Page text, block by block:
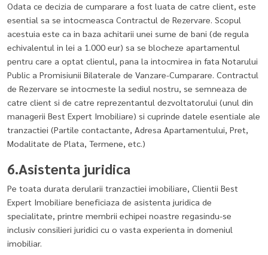
Odata ce decizia de cumparare a fost luata de catre client, este
esential sa se intocmeasca Contractul de Rezervare. Scopul
acestuia este ca in baza achitarii unei sume de bani (de regula
echivalentul in lei a 1.000 eur) sa se blocheze apartamentul
pentru care a optat clientul, pana la intocmirea in fata Notarului
Public a Promisiunii Bilaterale de Vanzare-Cumparare. Contractul
de Rezervare se intocmeste la sediul nostru, se semneaza de
catre client si de catre reprezentantul dezvoltatorului (unul din
managerii Best Expert Imobiliare) si cuprinde datele esentiale ale
tranzactiei (Partile contactante, Adresa Apartamentului, Pret,
Modalitate de Plata, Termene, etc.)
6.Asistenta juridica
Pe toata durata derularii tranzactiei imobiliare, Clientii Best
Expert Imobiliare beneficiaza de asistenta juridica de
specialitate, printre membrii echipei noastre regasindu-se
inclusiv consilieri juridici cu o vasta experienta in domeniul
imobiliar.